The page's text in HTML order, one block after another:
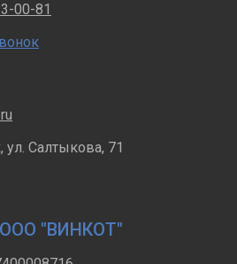
00-81
ул. Салтыкова, 71
ООО "ВИНКОТ"